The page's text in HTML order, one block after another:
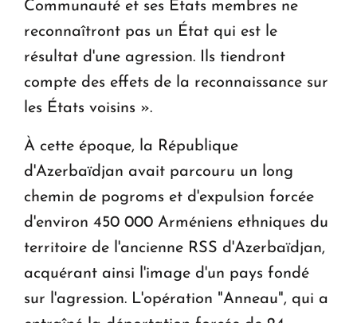
Communauté et ses États membres ne
reconnaîtront pas un État qui est le
résultat d'une agression. Ils tiendront
compte des effets de la reconnaissance sur
les États voisins ».
À cette époque, la République
d'Azerbaïdjan avait parcouru un long
chemin de pogroms et d'expulsion forcée
d'environ 450 000 Arméniens ethniques du
territoire de l'ancienne RSS d'Azerbaïdjan,
acquérant ainsi l'image d'un pays fondé
sur l'agression. L'opération "Anneau", qui a